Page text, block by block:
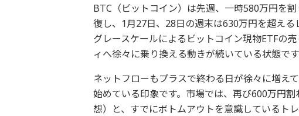
BTC（ビットコイン）は先週、一時580万円を
復し、1月27日、28日の週末は630万円を超え
グレースケールによるビットコイン現物ETFの
ィへ徐々に乗り換える動きが続いている状態です
ネットフローもプラスで終わる日が徐々に増え
始めている印象です。市場では、再び600万円
想）と、すでにボトムアウトを意識しているト